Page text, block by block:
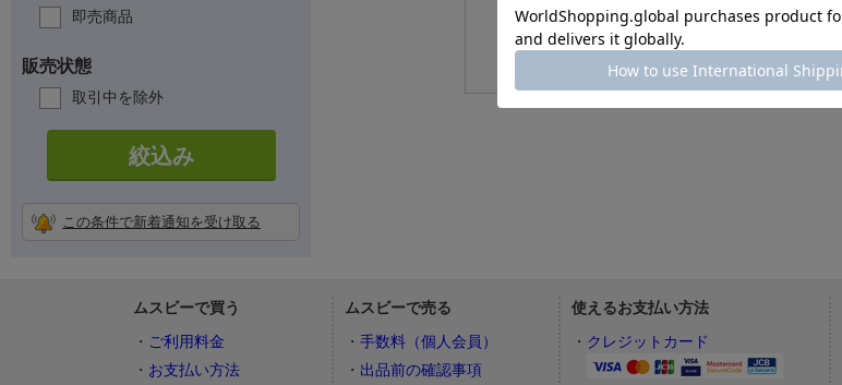
即売商品
販売状態
取引中を除外
絞込み
この条件で新着通知を受け取る
ムスビーで買う
ご利用料金
お支払い方法
ムスビーで売る
手数料（個人会員）
出品前の確認事項
使えるお支払い方法
クレジットカード